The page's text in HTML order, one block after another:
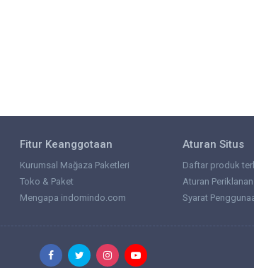
Fitur Keanggotaan
Kurumsal Mağaza Paketleri
Toko & Paket
Mengapa indomindo.com
Aturan Situs
Daftar produk
Aturan Periklanan
Syarat